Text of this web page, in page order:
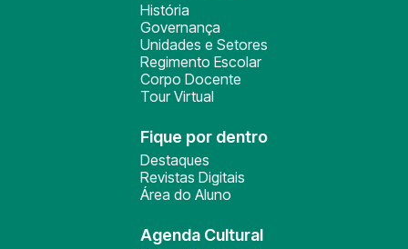
História
Governança
Unidades e Setores
Regimento Escolar
Corpo Docente
Tour Virtual
Fique por dentro
Destaques
Revistas Digitais
Área do Aluno
Agenda Cultural